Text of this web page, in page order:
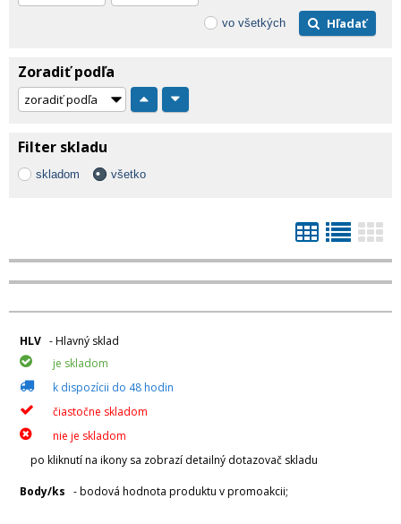
vo všetkých Hľadať
Zoradiť podľa
Filter skladu
skladom všetko
HLV - Hlavný sklad
je skladom
k dispozícii do 48 hodin
čiastočne skladom
nie je skladom
po kliknutí na ikony sa zobrazí detailný dotazovač skladu
Body/ks - bodová hodnota produktu v promoakcii;